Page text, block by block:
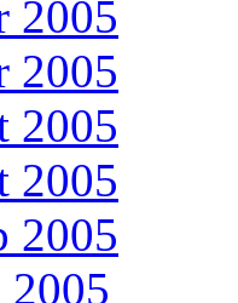
2005
2005
2005
2005
2005
2005